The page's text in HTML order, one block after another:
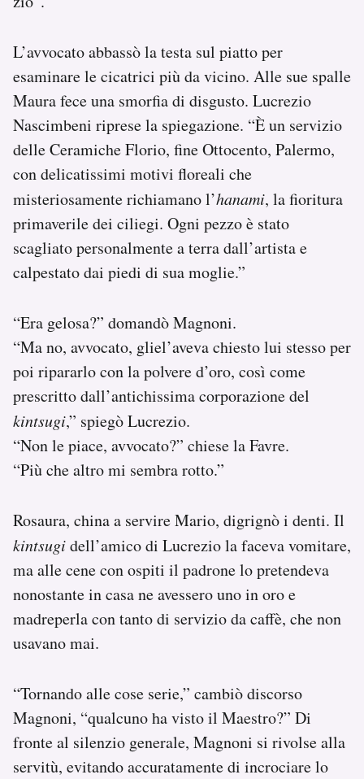
L’avvocato abbassò la testa sul piatto per
esaminare le cicatrici più da vicino. Alle sue spalle
Maura fece una smorfia di disgusto. Lucrezio
Nascimbeni riprese la spiegazione. “È un servizio
delle Ceramiche Florio, fine Ottocento, Palermo,
con delicatissimi motivi floreali che
misteriosamente richiamano l’hanami, la fioritura
primaverile dei ciliegi. Ogni pezzo è stato
scagliato personalmente a terra dall’artista e
calpestato dai piedi di sua moglie.”
“Era gelosa?” domandò Magnoni.
“Ma no, avvocato, gliel’aveva chiesto lui stesso per
poi ripararlo con la polvere d’oro, così come
prescritto dall’antichissima corporazione del
kintsugi,” spiegò Lucrezio.
“Non le piace, avvocato?” chiese la Favre.
“Più che altro mi sembra rotto.”
Rosaura, china a servire Mario, digrignò i denti. Il
kintsugidell’amico di Lucrezio la faceva vomitare,
ma alle cene con ospiti il padrone lo pretendeva
nonostante in casa ne avessero uno in oro e
madreperla con tanto di servizio da caffè, che non
usavano mai.
“Tornando alle cose serie,” cambiò discorso
Magnoni, “qualcuno ha visto il Maestro?” Di
fronte al silenzio generale, Magnoni si rivolse alla
servitù, evitando accuratamente di incrociare lo